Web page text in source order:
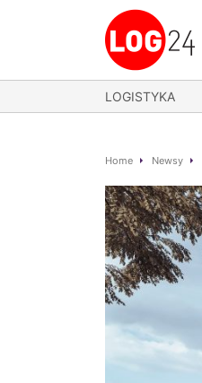
LOGISTYKA
Home Newsy